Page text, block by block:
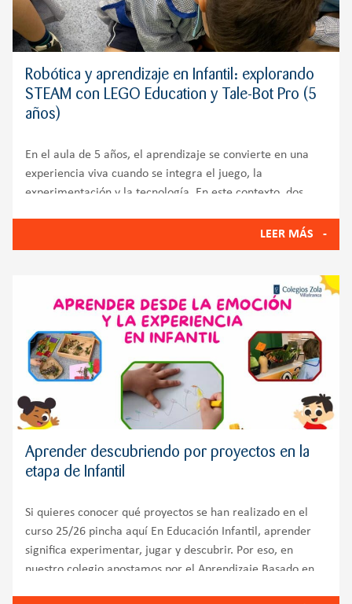
Robótica y aprendizaje en Infantil: explorando
STEAM con LEGO Education y Tale-Bot Pro (5
años)
En el aula de 5 años, el aprendizaje se convierte en una
experiencia viva cuando se integra el juego, la
experimentación y la tecnología. En este contexto, dos
educativo: LEGO Education STEAM Park y Tale-Bot Pro.
Ambas propuestas
LEER MÁS
Aprender descubriendo por proyectos en la
etapa de Infantil
Si quieres conocer qué proyectos se han realizado en el
curso 25/26 pincha aquí En Educación Infantil, aprender
significa experimentar, jugar y descubrir. Por eso, en
nuestro colegio apostamos por el Aprendizaje Basado en